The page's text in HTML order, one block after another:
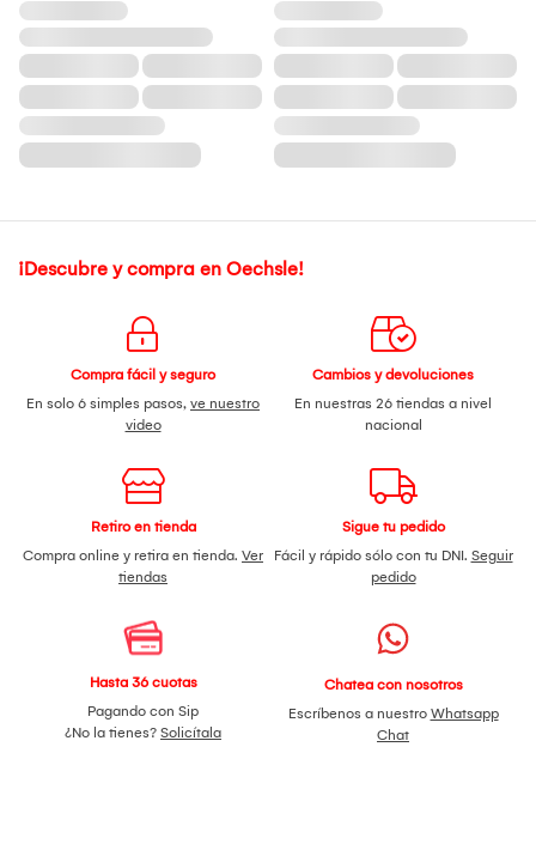
¡Descubre y compra en Oechsle!
Compra fácil y seguro
En solo 6 simples pasos, ve nuestro
video
Cambios y devoluciones
En nuestras 26 tiendas a nivel
nacional
Retiro en tienda
Compra online y retira en tienda. Ver
tiendas
Sigue tu pedido
Fácil y rápido sólo con tu DNI. Seguir
pedido
Hasta 36 cuotas
Pagando con Sip
¿No la tienes? Solicítala
Chatea con nosotros
Escríbenos a nuestro Whatsapp
Chat